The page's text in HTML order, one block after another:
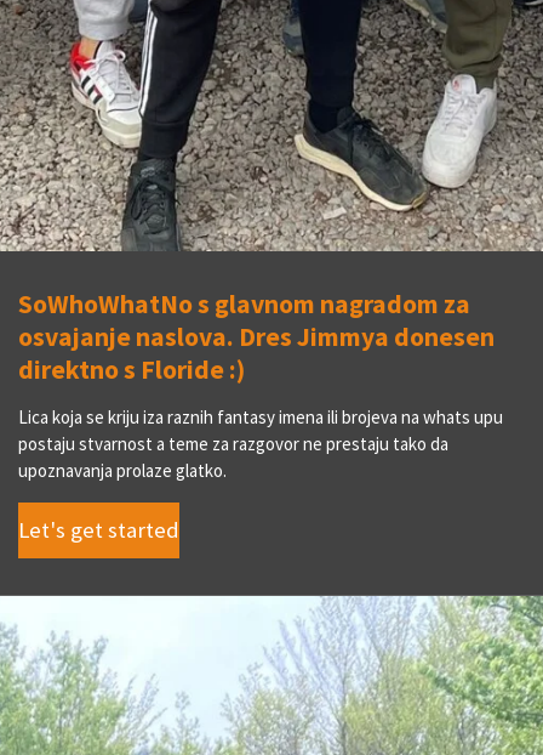
SoWhoWhatNo s glavnom nagradom za
osvajanje naslova. Dres Jimmya donesen
direktno s Floride :)
Lica koja se kriju iza raznih fantasy imena ili brojeva na whats upu
postaju stvarnost a teme za razgovor ne prestaju tako da
upoznavanja prolaze glatko.
Let's get started